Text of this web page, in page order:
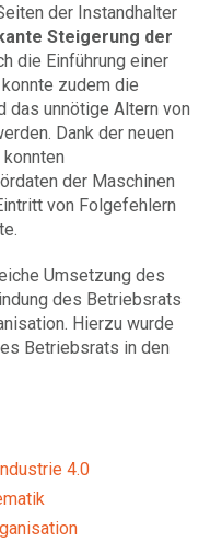
der Instandhalter
Steigerung der
die Einführung einer
zudem die
das unnötige Altern von
Dank der neuen
der Maschinen
von Folgefehlern
Umsetzung des
des Betriebsrats
Hierzu wurde
Betriebsrats in den
4.0